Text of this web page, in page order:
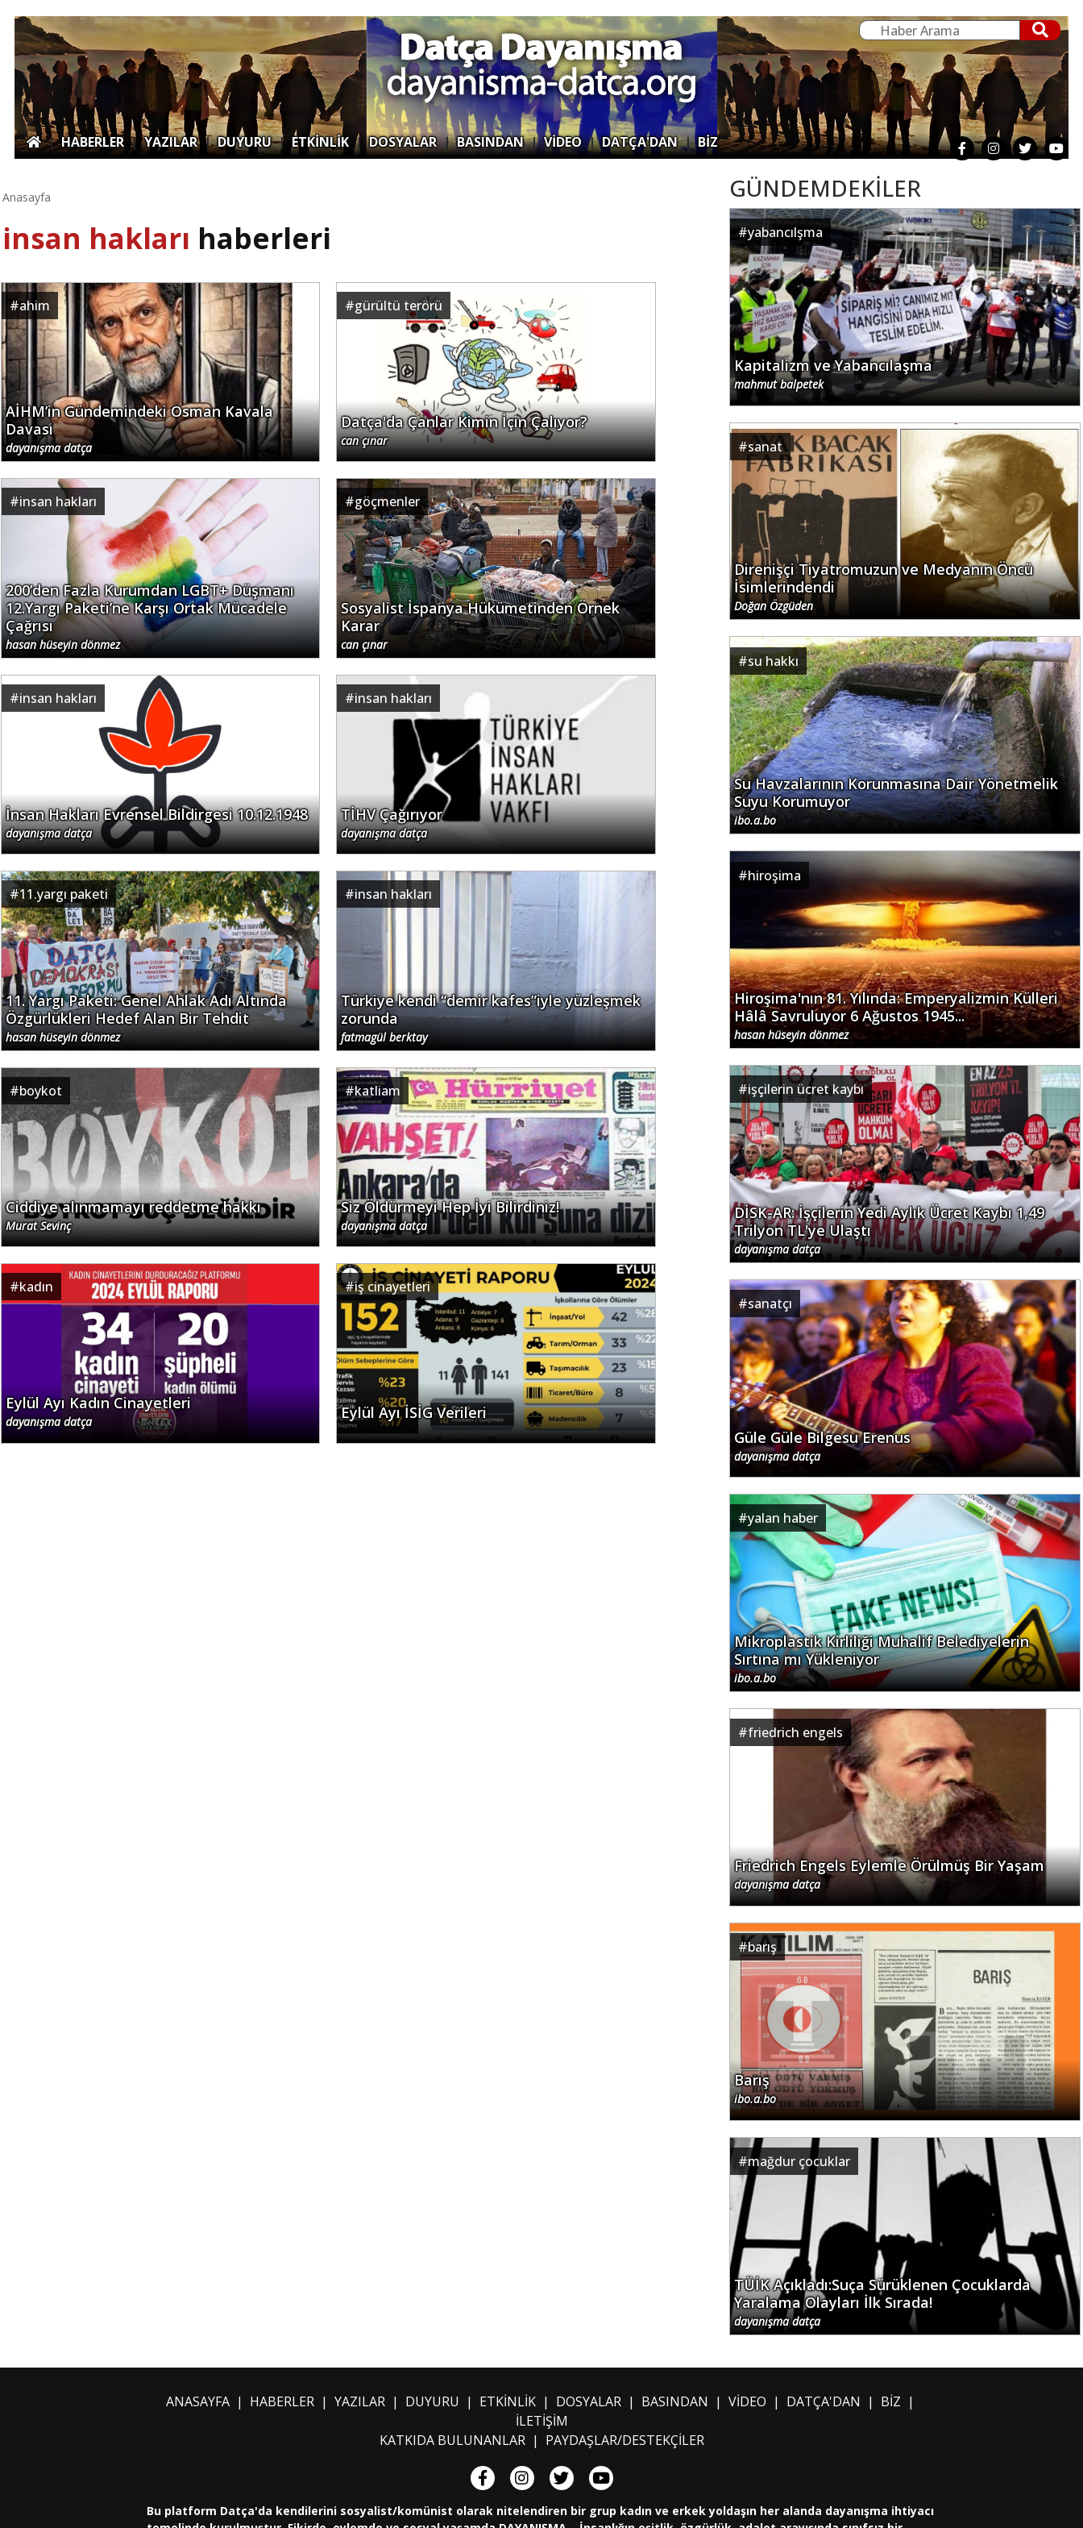
|HABERLER|YAZILAR|DUYURU| ETKİNLİK |DOSYALAR|BASINDAN|VİDEO|DATÇA'DAN|BİZ
Anasayfa
insan hakları haberleri
#ahim
AİHM’in Gündemindeki Osman Kavala
Davası
dayanışma datça
#gürültü terörü
Datça'da Çanlar Kimin İçin Çalıyor?
can çınar
#insan hakları
200’den Fazla Kurumdan LGBT+ Düşmanı
12.Yargı Paketi’ne Karşı Ortak Mücadele
Çağrısı
hasan hüseyin dönmez
#göçmenler
Sosyalist İspanya Hükümetinden Örnek
Karar
can çınar
#insan hakları
İnsan Hakları Evrensel Bildirgesi 10.12.1948
dayanışma datça
#insan hakları
TİHV Çağırıyor
dayanışma datça
#11.yargı paketi
11. Yargı Paketi: Genel Ahlak Adı Altında
Özgürlükleri Hedef Alan Bir Tehdit
hasan hüseyin dönmez
#insan hakları
Türkiye kendi “demir kafes”iyle yüzleşmek
zorunda
fatmagül berktay
#boykot
Ciddiye alınmamayı reddetme hakkı
Murat Sevinç
#katliam
Siz Öldürmeyi Hep İyi Bilirdiniz!
dayanışma datça
#kadın
Eylül Ayı Kadın Cinayetleri
dayanışma datça
#iş cinayetleri
Eylül Ayı İSİG Verileri
GÜNDEMDEKİLER
#yabancılşma
Kapitalizm ve Yabancılaşma
mahmut balpetek
#sanat
Direnişçi Tiyatromuzun ve Medyanın Öncü
İsimlerindendi
Doğan Özgüden
#su hakkı
Su Havzalarının Korunmasına Dair Yönetmelik
Suyu Korumuyor
ibo.a.bo
#hiroşima
Hiroşima'nın 81. Yılında: Emperyalizmin Külleri
Hâlâ Savruluyor 6 Ağustos 1945...
hasan hüseyin dönmez
#işçilerin ücret kaybı
DİSK-AR: İşçilerin Yedi Aylık Ücret Kaybı 1,49
Trilyon TL'ye Ulaştı
dayanışma datça
#sanatçı
Güle Güle Bilgesu Erenus
dayanışma datça
#yalan haber
Mikroplastik Kirliliği Muhalif Belediyelerin
Sırtına mı Yükleniyor
ibo.a.bo
#friedrich engels
Friedrich Engels Eylemle Örülmüş Bir Yaşam
dayanışma datça
#barış
Barış
ibo.a.bo
#mağdur çocuklar
TÜİK Açıkladı:Suça Sürüklenen Çocuklarda
Yaralama Olayları İlk Sırada!
dayanışma datça
ANASAYFA| HABERLER| YAZILAR| DUYURU | ETKİNLİK| DOSYALAR| BASINDAN | VİDEO | DATÇA'DAN | BİZ |
İLETİŞİM
KATKIDA BULUNANLAR| PAYDAŞLAR/DESTEKÇİLER
Bu platform Datça'da kendilerini sosyalist/komünist olarak nitelendiren bir grup kadın ve erkek yoldaşın her alanda dayanışma ihtiyacı